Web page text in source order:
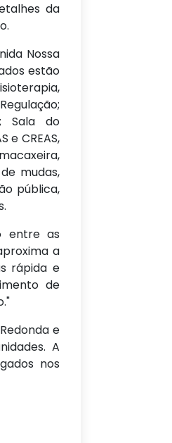
da
Nossa
estão
Sala do
e CREAS,
mudas,
pública,
entre as
a
rápida e
de
e
A
nos